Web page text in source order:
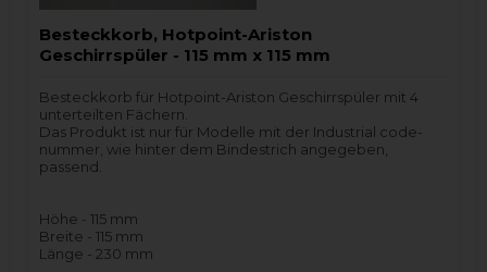
Besteckkorb, Hotpoint-Ariston
Geschirrspüler - 115 mm x 115 mm
Besteckkorb für Hotpoint-Ariston Geschirrspüler mit 4
unterteilten Fächern.
Das Produkt ist nur für Modelle mit der Industrial code-
nummer, wie hinter dem Bindestrich angegeben,
passend.
Höhe - 115 mm
Breite - 115 mm
Länge - 230 mm